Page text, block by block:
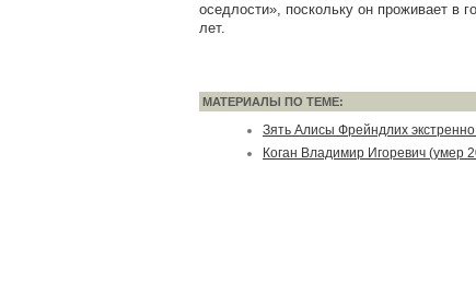
оседлости», поскольку он проживает в
лет.
МАТЕРИАЛЫ ПО ТЕМЕ:
Зять Алисы Фрейндлих
Коган Владимир Игоревич (умер